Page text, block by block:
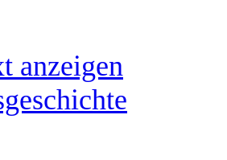
anzeigen